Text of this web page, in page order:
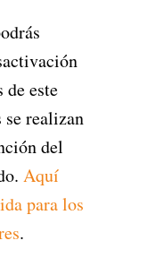
este
se realizan
del
Aquí
para los
.